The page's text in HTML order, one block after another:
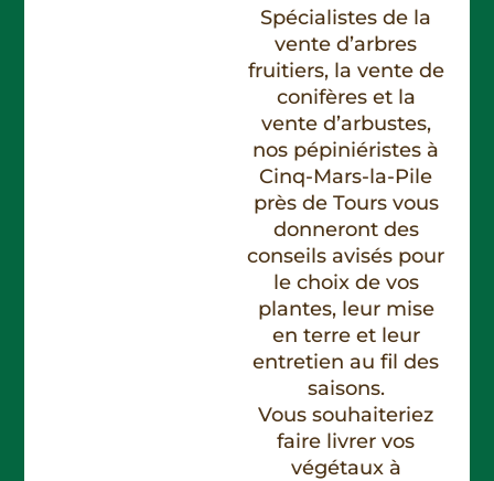
Spécialistes de la
vente d’arbres
fruitiers, la vente de
conifères et la
vente d’arbustes,
nos pépiniéristes à
Cinq-Mars-la-Pile
près de Tours vous
donneront des
conseils avisés pour
le choix de vos
plantes, leur mise
en terre et leur
entretien au fil des
saisons.
Vous souhaiteriez
faire livrer vos
végétaux à